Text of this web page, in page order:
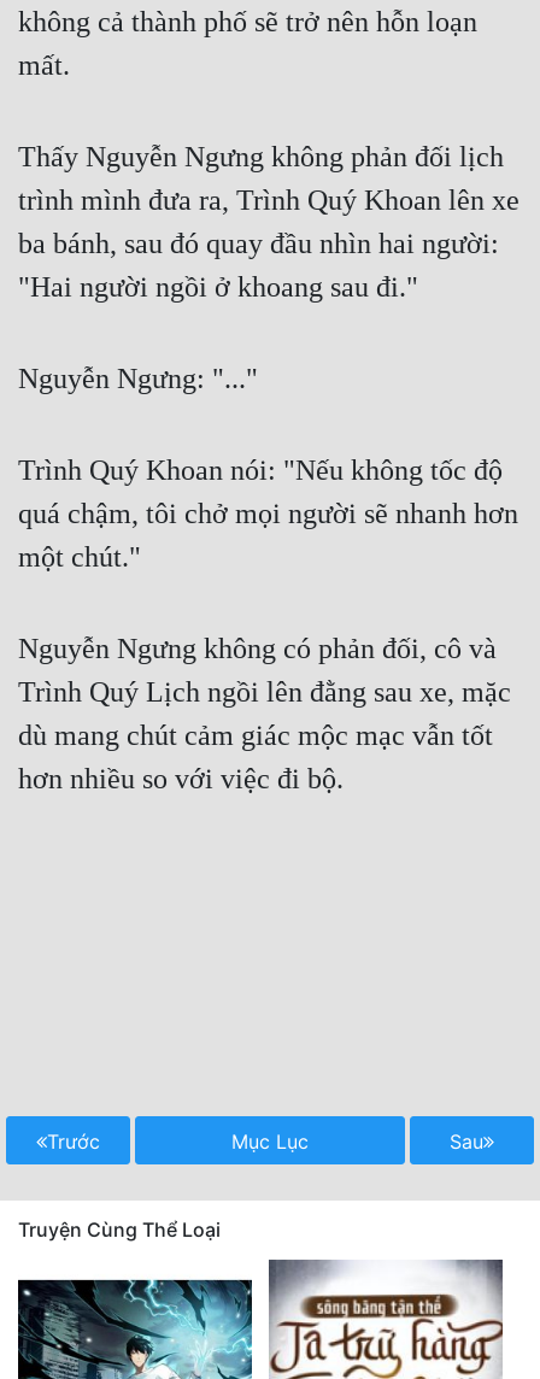
không cả thành phố sẽ trở nên hỗn loạn
mất.
Thấy Nguyễn Ngưng không phản đối lịch
trình mình đưa ra, Trình Quý Khoan lên xe
ba bánh, sau đó quay đầu nhìn hai người:
"Hai người ngồi ở khoang sau đi."
Nguyễn Ngưng: "..."
Trình Quý Khoan nói: "Nếu không tốc độ
quá chậm, tôi chở mọi người sẽ nhanh hơn
một chút."
Nguyễn Ngưng không có phản đối, cô và
Trình Quý Lịch ngồi lên đằng sau xe, mặc
dù mang chút cảm giác mộc mạc vẫn tốt
hơn nhiều so với việc đi bộ.
Trước Mục Lục Sau
Truyện Cùng Thể Loại